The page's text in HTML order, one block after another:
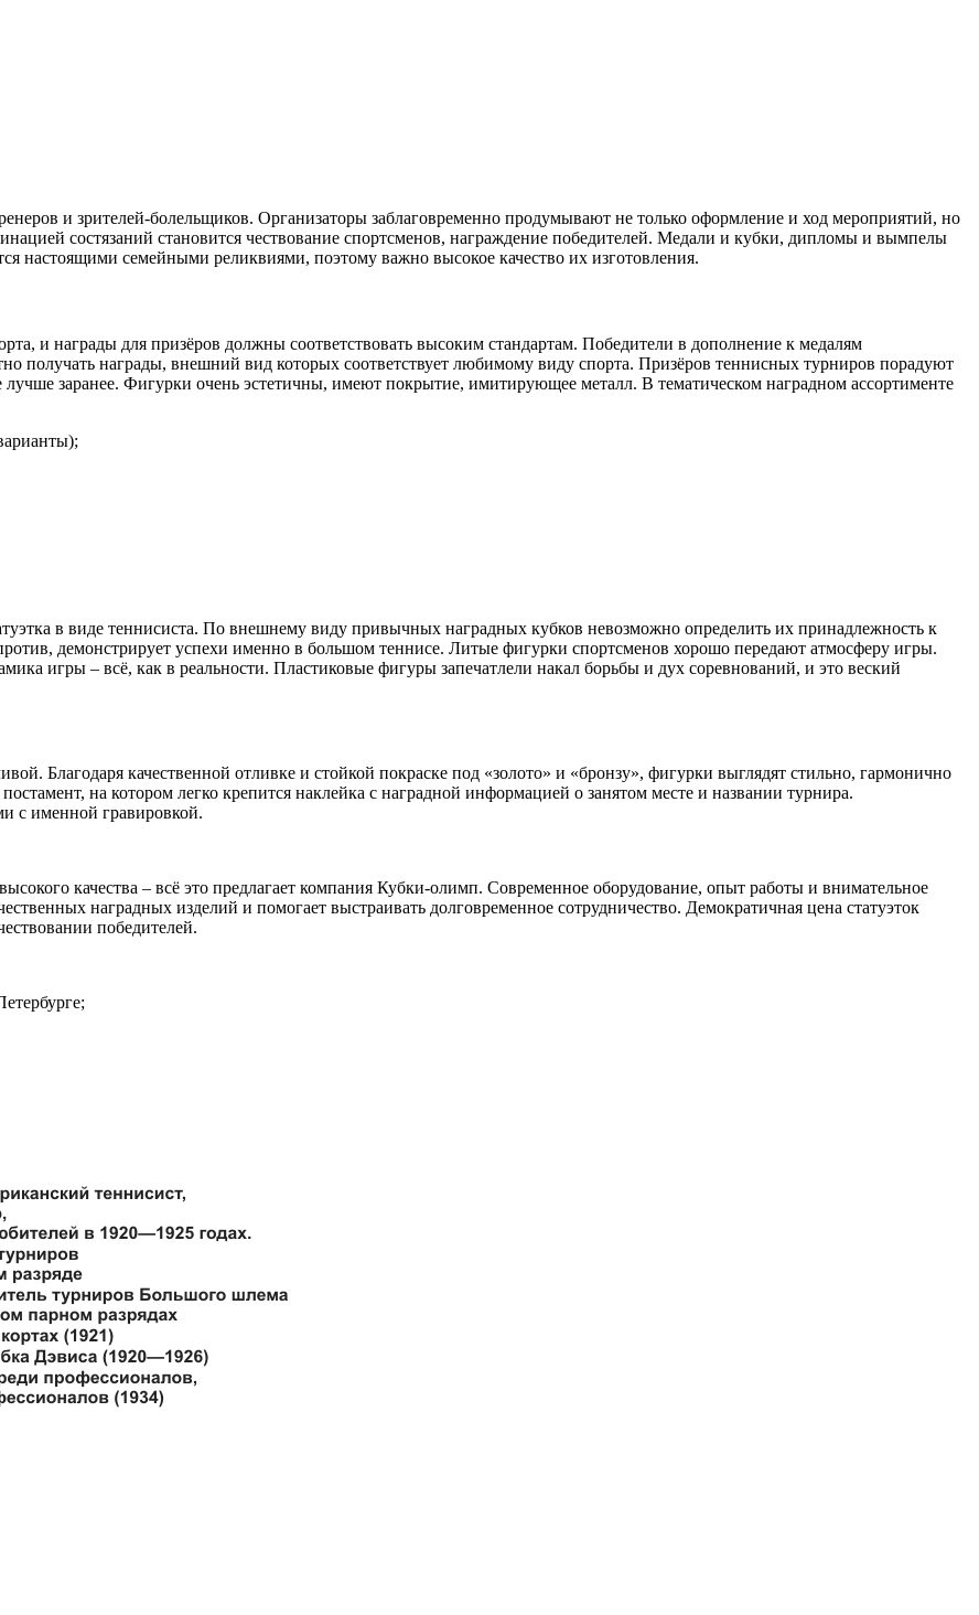
и зрителей-болельщиков. Организаторы заблаговременно продумывают не только оформление и ход мероприятий, но
состязаний становится чествование спортсменов, награждение победителей. Медали и кубки, дипломы и вымпелы
настоящими семейными реликвиями, поэтому важно высокое качество их изготовления.
и награды для призёров должны соответствовать высоким стандартам. Победители в дополнение к медалям
получать награды, внешний вид которых соответствует любимому виду спорта. Призёров теннисных турниров порадуют
лучше заранее. Фигурки очень эстетичны, имеют покрытие, имитирующее металл. В тематическом наградном ассортименте
в виде теннисиста. По внешнему виду привычных наградных кубков невозможно определить их принадлежность к
демонстрирует успехи именно в большом теннисе. Литые фигурки спортсменов хорошо передают атмосферу игры.
игры – всё, как в реальности. Пластиковые фигуры запечатлели накал борьбы и дух соревнований, и это веский
Благодаря качественной отливке и стойкой покраске под «золото» и «бронзу», фигурки выглядят стильно, гармонично
на котором легко крепится наклейка с наградной информацией о занятом месте и названии турнира.
с именной гравировкой.
качества – всё это предлагает компания Кубки-олимп. Современное оборудование, опыт работы и внимательное
наградных изделий и помогает выстраивать долговременное сотрудничество. Демократичная цена статуэток
победителей.